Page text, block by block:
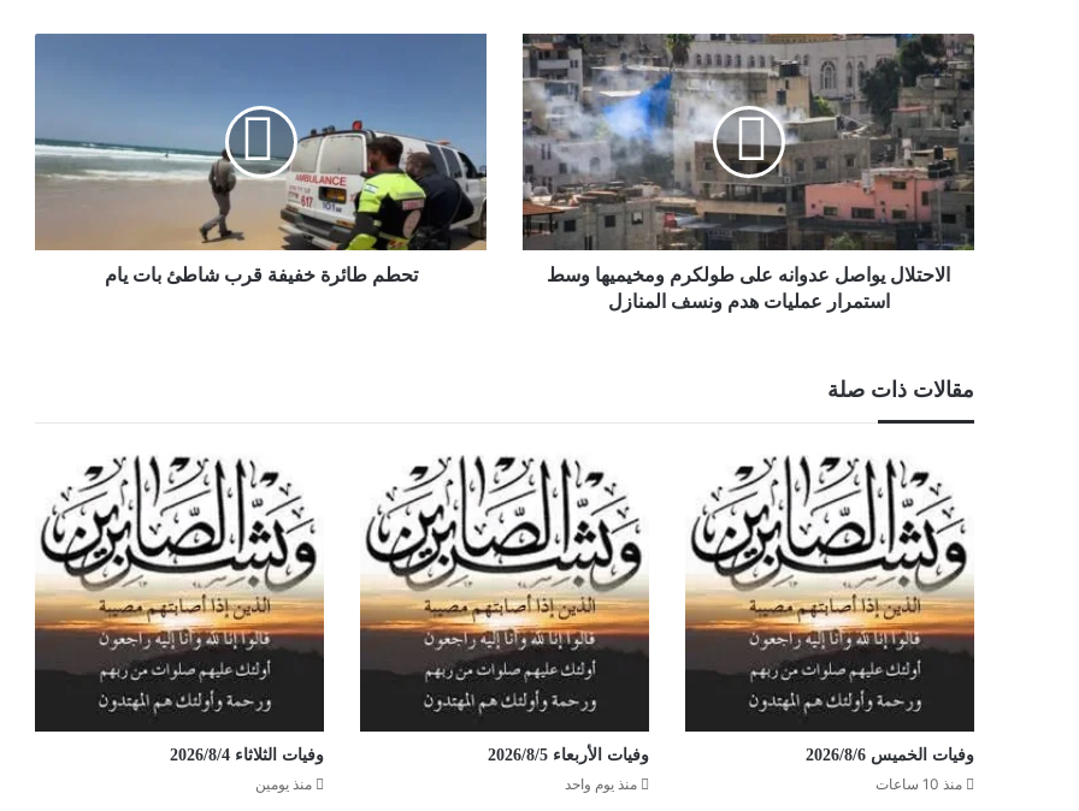
الاحتلال
يواصل
عدوانه
على
طولكرم
ومخيميها
وسط
استمرار
عمليات
هدمالاحتلال يواصل عدوانه على طولكرم ومخيميها وسط
استمرار عمليات هدم ونسف المنازل
شاطئ
بات
يام
تحطم طائرة خفيفة قرب شاطئ بات يام
مقالات ذات صلة
وفيات الخميس 2026/8/6
منذ 10 ساعات
وفيات الأربعاء 2026/8/5
منذ يوم واحد
وفيات الثلاثاء 2026/8/4
منذ يومين